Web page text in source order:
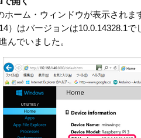
ーム・ウィンドウが表示されま
）はバージョンは10.0.14328.1で
んでいました。